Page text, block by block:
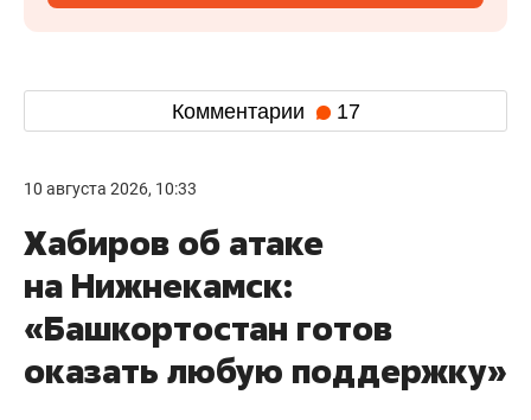
Комментарии 17
10 августа 2026, 10:33
Хабиров об атаке
на Нижнекамск:
«Башкортостан готов
оказать любую поддержку»